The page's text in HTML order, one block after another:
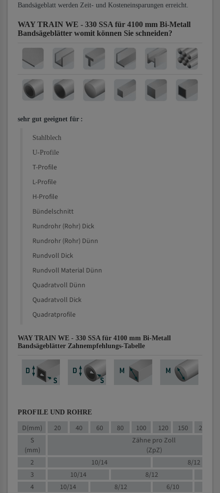
Bandsägeblatt werden Zeit- und Kosteneinsparungen erreicht.
WAY TRAIN WE - 330 SSA für 4100 mm Bi-Metall
Bandsägeblätter womit können Sie schneiden?
sehr gut geeignet für :
Stahlblech
U-Profile
T-Profile
L-Profile
H-Profile
Bündelschnitt
Rundrohr (Rohr) Dick
Rundrohr (Rohr) Dünn
Rundvoll Dick
Rundvoll Material Dünn
Quadratvoll Dünn
Quadratvoll Dick
Quadratprofile
WAY TRAIN WE - 330 SSA für 4100 mm Bi-Metall
Bandsägeblätter Zahnempfehlungs-Tabelle
PROFILE UND ROHRE
D(mm) 20 40 60 80 100 120 150 200
S
(mm)
Zähne pro Zoll
(ZpZ)
2
10/14
8/12
3
10/14 8/12
4
10/14 8/12 6/10